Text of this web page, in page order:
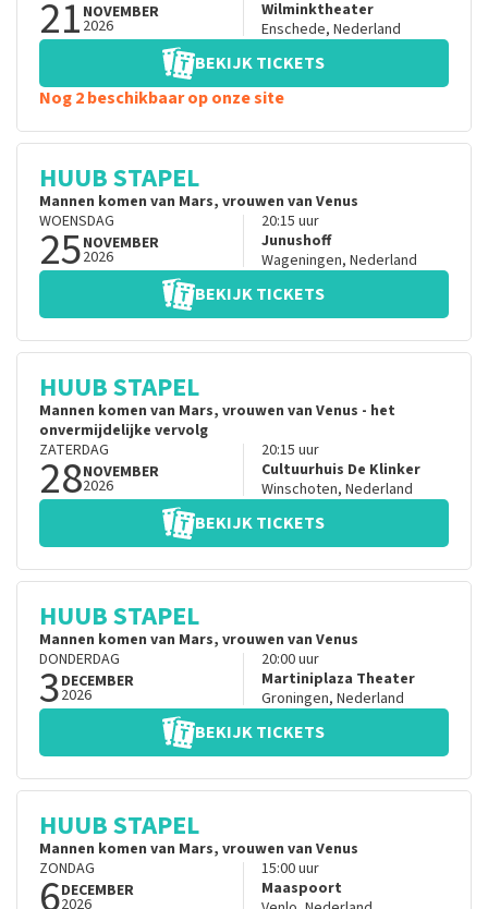
21 NOVEMBER
2026
Wilminktheater
Enschede, Nederland
BEKIJK TICKETS
Nog 2 beschikbaar op onze site
HUUB STAPEL
Mannen komen van Mars, vrouwen van Venus
WOENSDAG
25NOVEMBER
2026
20:15 uur
Junushoff
Wageningen, Nederland
BEKIJK TICKETS
HUUB STAPEL
Mannen komen van Mars, vrouwen van Venus - het
onvermijdelijke vervolg
ZATERDAG
28NOVEMBER
2026
20:15 uur
Cultuurhuis De Klinker
Winschoten, Nederland
BEKIJK TICKETS
HUUB STAPEL
Mannen komen van Mars, vrouwen van Venus
DONDERDAG
3DECEMBER
2026
20:00uur
Martiniplaza Theater
Groningen, Nederland
BEKIJK TICKETS
HUUB STAPEL
Mannen komen van Mars, vrouwen van Venus
ZONDAG
DECEMBER
15:00uur
Maaspoort